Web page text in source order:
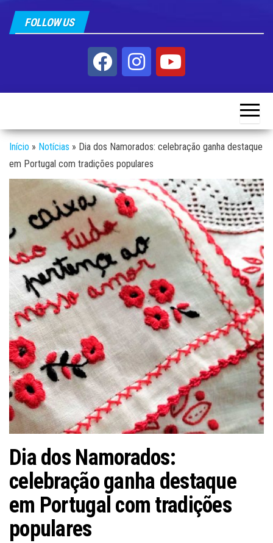
FOLLOW US
Início » Notícias » Dia dos Namorados: celebração ganha destaque
em Portugal com tradições populares
Dia dos Namorados:
celebração ganha destaque
em Portugal com tradições
populares